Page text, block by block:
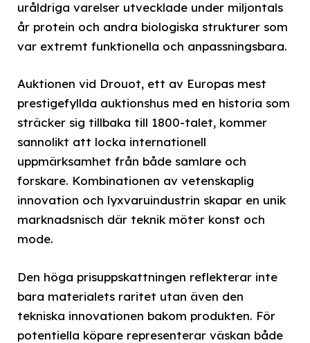
uråldriga varelser utvecklade under miljontals
år protein och andra biologiska strukturer som
var extremt funktionella och anpassningsbara.
Auktionen vid Drouot, ett av Europas mest
prestigefyllda auktionshus med en historia som
sträcker sig tillbaka till 1800-talet, kommer
sannolikt att locka internationell
uppmärksamhet från både samlare och
forskare. Kombinationen av vetenskaplig
innovation och lyxvaruindustrin skapar en unik
marknadsnisch där teknik möter konst och
mode.
Den höga prisuppskattningen reflekterar inte
bara materialets raritet utan även den
tekniska innovationen bakom produkten. För
potentiella köpare representerar väskan både